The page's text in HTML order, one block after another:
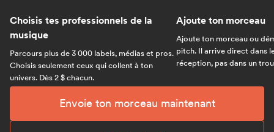
Choisis tes professionnels de la
musique
Parcours plus de 3 000 labels, médias et pros.
Choisis seulement ceux qui collent à ton
univers. Dès 2 $ chacun.
Ajoute ton morceau
Ajoute ton morceau ou
pitch. Il arrive direct dans
réception, pas dans un
Envoie ton morceau maintenant